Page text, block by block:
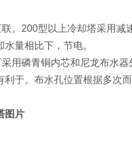
。200型以上冷却塔采用减
量相比下，节电。
用磷青铜内芯和尼龙布水
于。布水孔位置根据多次
图片